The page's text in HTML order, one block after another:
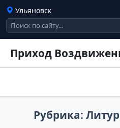
Ульяновск
Приход
Рубрика: